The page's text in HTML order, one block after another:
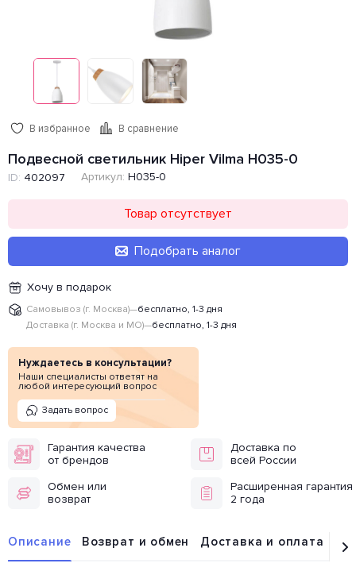
В избранное В сравнение
Подвесной светильник Hiper Vilma H035-0
ID: 402097 Артикул: H035-0
Товар отсутствует
Подобрать аналог
Хочу в подарок
Самовывоз (г. Москва)—бесплатно, 1-3 дня
Доставка (г. Москва и МО)—бесплатно, 1-3 дня
Нуждаетесь в консультации?
Наши специалисты ответят на
любой интересующий вопрос
Задать вопрос
Гарантия качества
от брендов
Доставка по
всей России
Обмен или
возврат
Расширенная гарантия
2 года
Описание Возврат и обмен Доставка и оплата